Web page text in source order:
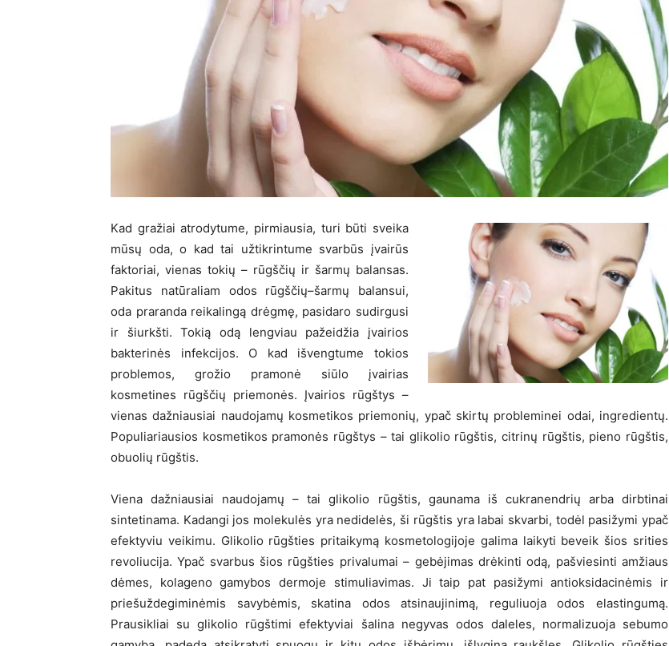
Kad gražiai atrodytume, pirmiausia, turi būti sveika
mūsų oda, o kad tai užtikrintume svarbūs įvairūs
faktoriai, vienas tokių – rūgščių ir šarmų balansas.
Pakitus natūraliam odos rūgščių–šarmų balansui,
oda praranda reikalingą drėgmę, pasidaro sudirgusi
ir šiurkšti. Tokią odą lengviau pažeidžia įvairios
bakterinės infekcijos. O kad išvengtume tokios
problemos, grožio pramonė siūlo įvairias
kosmetines rūgščių priemonės. Įvairios rūgštys –
vienas dažniausiai naudojamų kosmetikos priemonių, ypač skirtų probleminei odai, ingredientų.
Populiariausios kosmetikos pramonės rūgštys – tai glikolio rūgštis, citrinų rūgštis, pieno rūgštis,
obuolių rūgštis.
Viena dažniausiai naudojamų – tai glikolio rūgštis, gaunama iš cukranendrių arba dirbtinai
sintetinama. Kadangi jos molekulės yra nedidelės, ši rūgštis yra labai skvarbi, todėl pasižymi ypač
efektyviu veikimu. Glikolio rūgšties pritaikymą kosmetologijoje galima laikyti beveik šios srities
revoliucija. Ypač svarbus šios rūgšties privalumai – gebėjimas drėkinti odą, pašviesinti amžiaus
dėmes, kolageno gamybos dermoje stimuliavimas. Ji taip pat pasižymi antioksidacinėmis ir
priešuždegiminėmis savybėmis, skatina odos atsinaujinimą, reguliuoja odos elastingumą.
Prausikliai su glikolio rūgštimi efektyviai šalina negyvas odos daleles, normalizuoja sebumo